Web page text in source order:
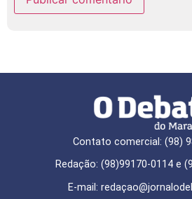
Contato comercial: (98)
Redação: (98)99170-0114 e
E-mail: